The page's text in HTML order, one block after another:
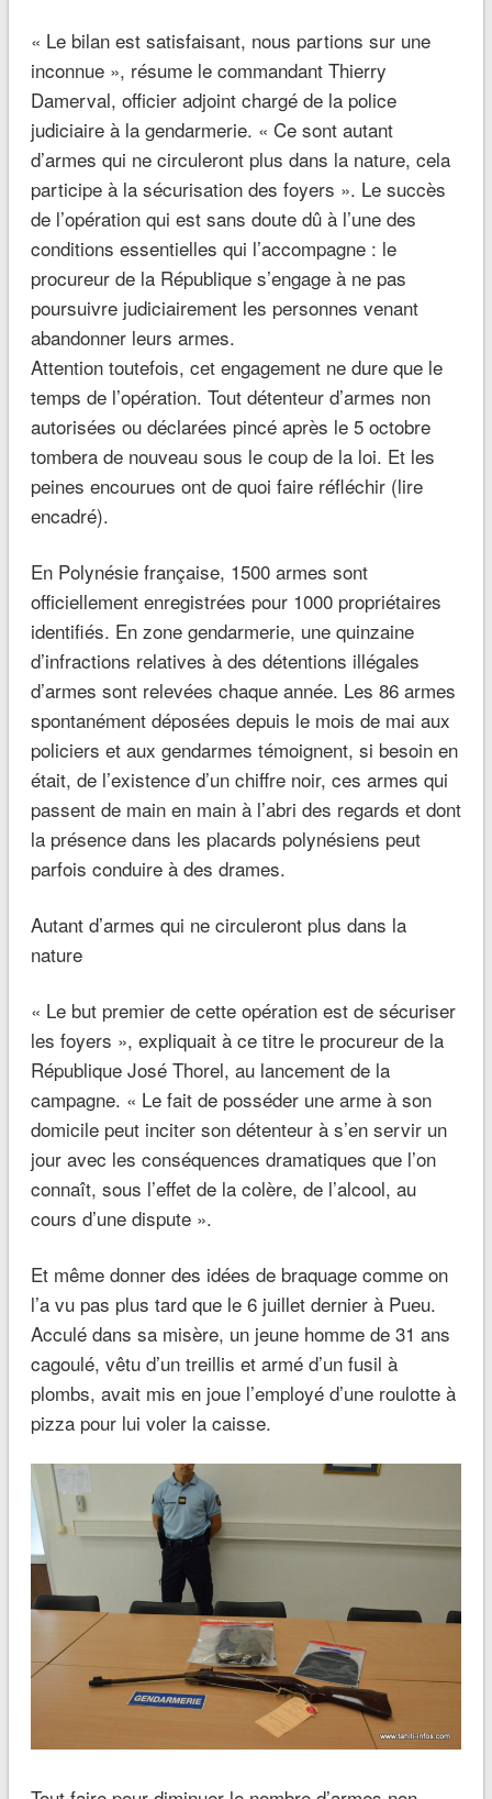
« Le bilan est satisfaisant, nous partions sur une
inconnue », résume le commandant Thierry
Damerval, officier adjoint chargé de la police
judiciaire à la gendarmerie. « Ce sont autant
d’armes qui ne circuleront plus dans la nature, cela
participe à la sécurisation des foyers ». Le succès
de l’opération qui est sans doute dû à l’une des
conditions essentielles qui l’accompagne : le
procureur de la République s’engage à ne pas
poursuivre judiciairement les personnes venant
abandonner leurs armes.
Attention toutefois, cet engagement ne dure que le
temps de l’opération. Tout détenteur d’armes non
autorisées ou déclarées pincé après le 5 octobre
tombera de nouveau sous le coup de la loi. Et les
peines encourues ont de quoi faire réfléchir (lire
encadré).
En Polynésie française, 1500 armes sont
officiellement enregistrées pour 1000 propriétaires
identifiés. En zone gendarmerie, une quinzaine
d’infractions relatives à des détentions illégales
d’armes sont relevées chaque année. Les 86 armes
spontanément déposées depuis le mois de mai aux
policiers et aux gendarmes témoignent, si besoin en
était, de l’existence d’un chiffre noir, ces armes qui
passent de main en main à l’abri des regards et dont
la présence dans les placards polynésiens peut
parfois conduire à des drames.
Autant d’armes qui ne circuleront plus dans la
nature
« Le but premier de cette opération est de sécuriser
les foyers », expliquait à ce titre le procureur de la
République José Thorel, au lancement de la
campagne. « Le fait de posséder une arme à son
domicile peut inciter son détenteur à s’en servir un
jour avec les conséquences dramatiques que l’on
connaît, sous l’effet de la colère, de l’alcool, au
cours d’une dispute ».
Et même donner des idées de braquage comme on
l’a vu pas plus tard que le 6 juillet dernier à Pueu.
Acculé dans sa misère, un jeune homme de 31 ans
cagoulé, vêtu d’un treillis et armé d’un fusil à
plombs, avait mis en joue l’employé d’une roulotte à
pizza pour lui voler la caisse.